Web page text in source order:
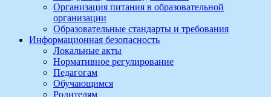
Организация питания в образовательной
организации
Образовательные стандарты и требования
Информационная безопасность
Локальные акты
Нормативное регулирование
Педагогам
Обучающимся
Родителям